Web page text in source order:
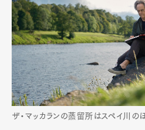
ザ・マッカランの蒸留所はスペイ川